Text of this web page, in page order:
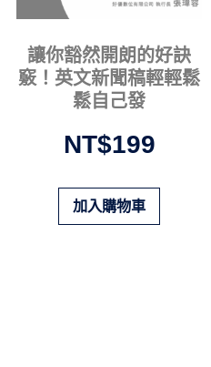
讓你豁然開朗的好訣
竅！英文新聞稿輕輕鬆
鬆自己發
NT$199
加入購物車